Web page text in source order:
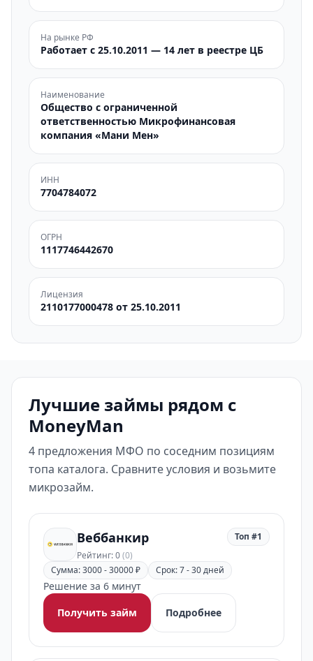
На рынке РФ
Работает с 25.10.2011 — 14 лет в реестре ЦБ
Наименование
Общество с ограниченной
ответственностью Микрофинансовая
компания «Мани Мен»
ИНН
7704784072
ОГРН
1117746442670
Лицензия
2110177000478 от 25.10.2011
Лучшие займы рядом с
MoneyMan
4 предложения МФО по соседним позициям
топа каталога. Сравните условия и возьмите
микрозайм.
Веббанкир
Рейтинг: 0(0)
Топ #1
Сумма: 3000 - 30000 ₽ Срок: 7 - 30 дней
Решение за 6 минут
Получить займ
Подробнее